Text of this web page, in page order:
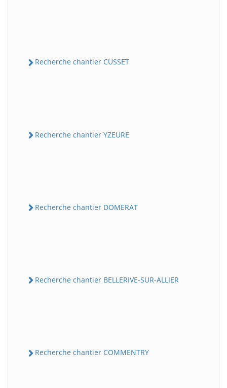
Recherche chantier CUSSET
Recherche chantier YZEURE
Recherche chantier DOMERAT
Recherche chantier BELLERIVE-SUR-ALLIER
Recherche chantier COMMENTRY